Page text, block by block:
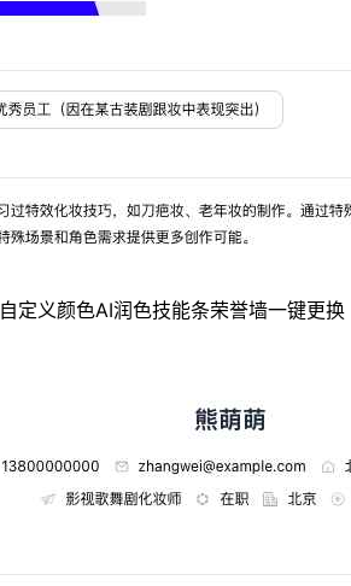
自定义颜色AI润色技能条荣誉墙一键更换